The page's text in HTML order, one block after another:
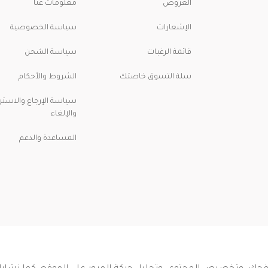
العروض
الإشعارات
قائمة الرغبات
سلة التسوق خاصتك
معلومات عنا
سياسة الخصوصية
سياسة الشحن
الشروط والأحكام
سياسة الإرجاع
والإلغاء
المساعدة والدعم